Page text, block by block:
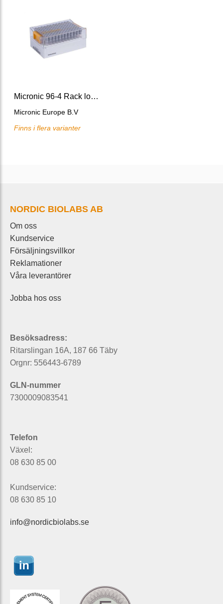
Micronic 96-4 Rack low cover f 1.40ml tubes capped Push Caps
Micronic Europe B.V
Finns i flera varianter
NORDIC BIOLABS AB
Om oss
Kundservice
Försäljningsvillkor
Reklamationer
Våra leverantörer
Jobba hos oss
Besöksadress:
Ritarslingan 16A, 187 66 Täby
Orgnr: 556443-6789
GLN-nummer
7300009083541
Telefon
Växel:
08 630 85 00
Kundservice:
08 630 85 10
info@nordicbiolabs.se